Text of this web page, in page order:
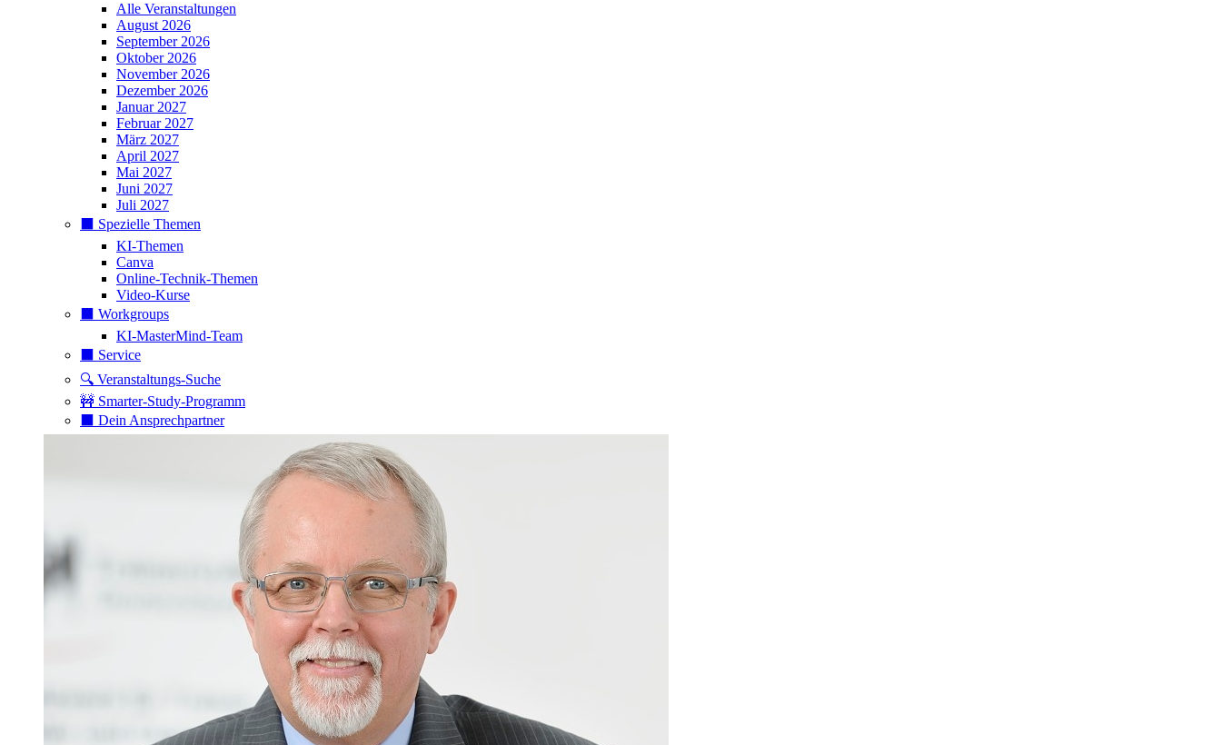
Alle Veranstaltungen
August 2026
September 2026
Oktober 2026
November 2026
Dezember 2026
Januar 2027
Februar 2027
März 2027
April 2027
Mai 2027
Juni 2027
Juli 2027
⬛️ Spezielle Themen
KI-Themen
Canva
Online-Technik-Themen
Video-Kurse
⬛️ Workgroups
KI-MasterMind-Team
⬛️ Service
🔍 Veranstaltungs-Suche
🚧 Smarter-Study-Programm
⬛️ Dein Ansprechpartner